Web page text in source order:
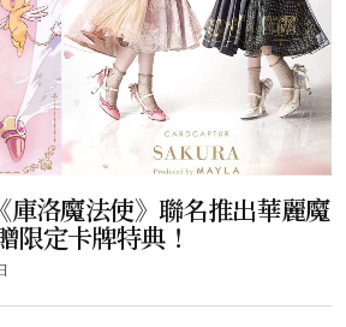
洛魔法使》聯名推出華麗魔
限定卡牌特典！